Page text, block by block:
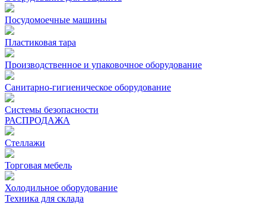
Посудомоечные машины
Пластиковая тара
Производственное и упаковочное оборудование
Санитарно-гигиеническое оборудование
Системы безопасности
РАСПРОДАЖА
Стеллажи
Торговая мебель
Холодильное оборудование
Техника для склада